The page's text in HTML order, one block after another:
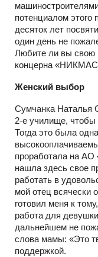
потенциалом этого
десяток лет
один день не
Любите ли вы свою
концерна
Женский выбор
Сумчанка Наталья
2-е училище,
Тогда это была
проработала на
нашла здесь свое
работать в
мой отец всячески
готовил меня к
работа для
дальнейшем не
слова мамы: «Это
поддержкой.